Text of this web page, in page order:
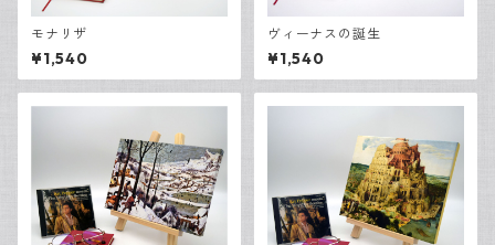
モナリザ
¥1,540
ヴィーナスの誕生
¥1,540